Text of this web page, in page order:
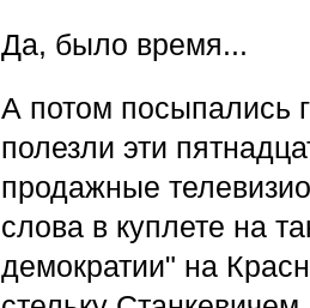
Да, было время...
А потом посыпались
полезли эти
продажные
слова в куплете на
демократии" на